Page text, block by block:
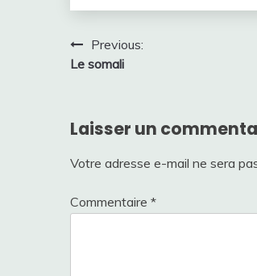
Navigation
de
Previous:
Le somali
Laisser un
Votre adresse e-mail ne sera
Commentaire *